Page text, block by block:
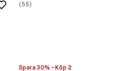
(55)
Spara 30% • Köp 2